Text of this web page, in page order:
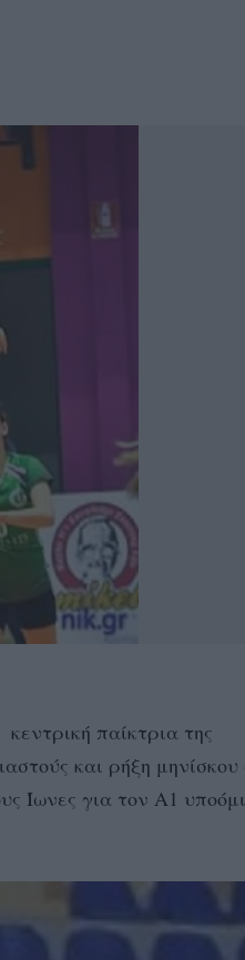
παίκτρια της
και ρήξη μηνίσκου
Ίωνες για τον Α1